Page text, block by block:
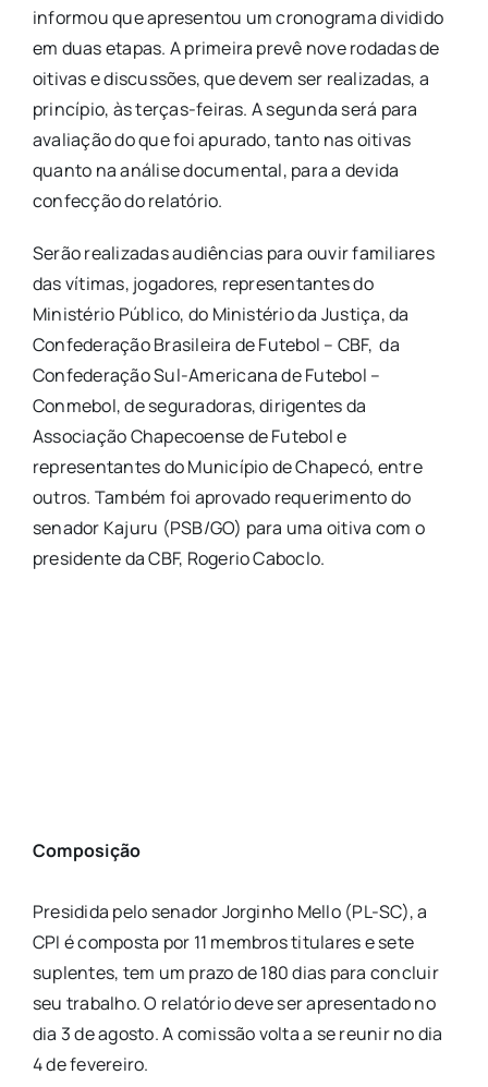
informou que apresentou um cronograma dividido
em duas etapas. A primeira prevê nove rodadas de
oitivas e discussões, que devem ser realizadas, a
princípio, às terças-feiras. A segunda será para
avaliação do que foi apurado, tanto nas oitivas
quanto na análise documental, para a devida
confecção do relatório.
Serão realizadas audiências para ouvir familiares
das vítimas, jogadores, representantes do
Ministério Público, do Ministério da Justiça, da
Confederação Brasileira de Futebol – CBF, da
Confederação Sul-Americana de Futebol –
Conmebol, de seguradoras, dirigentes da
Associação Chapecoense de Futebol e
representantes do Município de Chapecó, entre
outros. Também foi aprovado requerimento do
senador Kajuru (PSB/GO) para uma oitiva com o
presidente da CBF, Rogerio Caboclo.
Composição
Presidida pelo senador Jorginho Mello (PL-SC), a
CPI é composta por 11 membros titulares e sete
suplentes, tem um prazo de 180 dias para concluir
seu trabalho. O relatório deve ser apresentado no
dia 3 de agosto. A comissão volta a se reunir no dia
4 de fevereiro.